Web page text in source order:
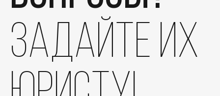
задайте их
Дела
Отзывы